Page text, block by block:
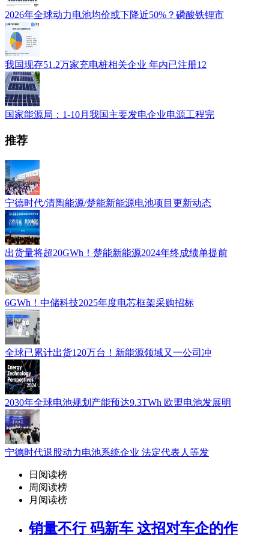
2026年全球动力电池均价或下降近50%？磷酸铁锂市
我国现存51.2万家充电桩相关企业 年内已注册12
国家能源局：1-10月我国主要发电企业电源工程完
推荐
宁德时代/清陶能源/楚能新能源电池项目更新动态
出货量将超20GWh！楚能新能源2024年终成绩单提前
6GWh！中储科技2025年度电芯框架采购招标
全球已累计出货120万台！新能源领域又一公司冲
2030年全球电池规划产能预达9.3TWh 欧盟电池发展明
宁德时代退股动力电池系统企业 法定代表人等发
日阅读榜
周阅读榜
月阅读榜
销量不行 码新车 这招对车企的作